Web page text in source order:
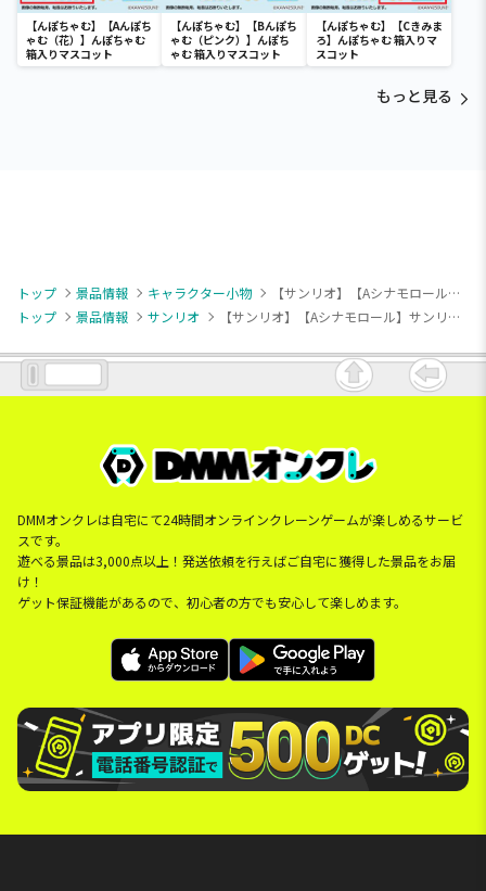
【んぽちゃむ】【Aんぽち
ゃむ（花）】んぽちゃむ
箱入りマスコット
【んぽちゃむ】【Bんぽち
ゃむ（ピンク）】んぽち
ゃむ 箱入りマスコット
【んぽちゃむ】【Cきみま
ろ】んぽちゃむ 箱入りマ
スコット
もっと見る
トップ 景品情報 キャラクター小物
【サンリオ】【Aシナモロール】サンリオキャラクターズ スウィート・カラフルジャージマスコット2
トップ
景品情報 サンリオ 【サンリオ】【Aシナモロール】サンリオキャラクターズ スウィート・カラフルジャージマスコット2
DMMオンクレは自宅にて24時間オンラインクレーンゲームが楽しめるサービ
スです。
遊べる景品は3,000点以上！発送依頼を行えばご自宅に獲得した景品をお届
け！
ゲット保証機能があるので、初心者の方でも安心して楽しめます。